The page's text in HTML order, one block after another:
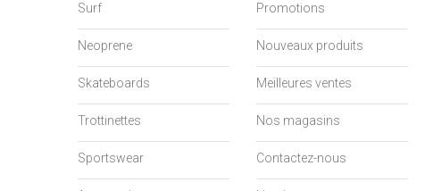
Surf
Neoprene
Skateboards
Trottinettes
Sportswear
Promotions
Nouveaux produits
Meilleures ventes
Nos magasins
Contactez-nous